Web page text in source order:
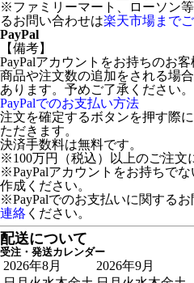
※ファミリーマート、ローソン
るお問い合わせは楽天市場まで
PayPal
【備考】
PayPalアカウントをお持ちのお
商品や注文数の追加をされる場
あります。予めご了承ください。
PayPalでのお支払い方法
注文を確定するボタンを押す際
ただきます。
決済手数料は無料です。
※100万円（税込）以上のご注文
※PayPalアカウントをお持ちで
作成ください。
※PayPalでのお支払いに関する
連絡 ください。
配送について
受注・発送カレンダー
2026年8月
2026年9月